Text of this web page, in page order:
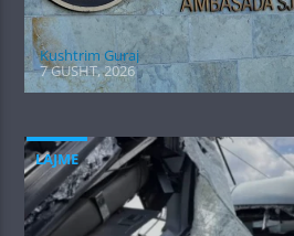
Kushtrim Guraj
7 GUSHT, 2026
LAJME